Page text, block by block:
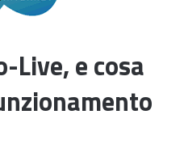
Live, e cosa